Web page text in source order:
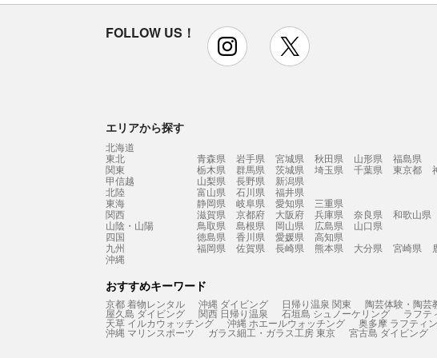
FOLLOW US！ instagram
エリアから探す
北海道
東北
青森県 岩手県 宮城県 秋田県 山形県
福島県
関東
栃木県 群馬県 茨城県 埼玉県 千葉県 東京都
甲信越
山梨県 長野県
新潟県
北陸
富山県 石川県
福井県
東海
静岡県 岐阜県 愛知県
三重県
関西
滋賀県 京都府 大阪府 兵庫県 奈良県
和歌山県
山陰・山陽
鳥取県 島根県 岡山県 広島県
山口県
四国
徳島県 香川県 愛媛県
高知県
九州
福岡県 佐賀県 長崎県 熊本県 大分県 宮崎県
沖縄
おすすめキーワード
京都 着物レンタル 沖縄 ダイビング 日帰り温泉 関東 陶芸体験・陶芸
屋久島 ダイビング 関西 日帰り温泉 石垣島 シュノーケリング ラフテ
天草 イルカウォッチング 沖縄 ホエールウォッチング 奥多摩 ラフティ
沖縄 マリンスポーツ ガラス細工・ガラス工房 東京 宮古島 ダイビング